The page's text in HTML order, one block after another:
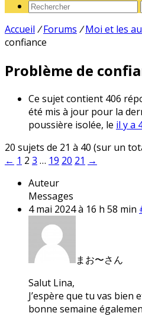
Accueil / Forums / Moi et les
confiance
Problème de
Ce sujet contient 406
été mis à jour pour la
poussière isolée, le il y a
20 sujets de 21 à 40 (sur un
← 1 2 3 … 19 20 21 →
Auteur
Messages
4 mai 2024 à 16 h 58 min
まお〜さん
Salut Lina,
J’espère que tu vas bien
bonne semaine